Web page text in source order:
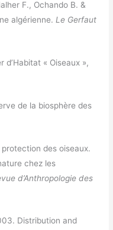
F., Ochando B. &
algérienne. Le Gerfaut
d’Habitat « Oiseaux »,
de la biosphère des
protection des oiseaux.
chez les
d’Anthropologie des
Distribution and